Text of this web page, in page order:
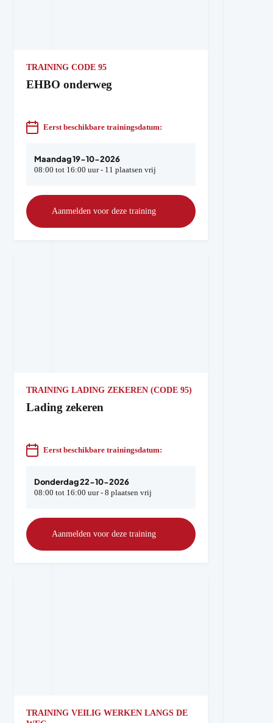
TRAINING CODE 95
EHBO onderweg
Eerst beschikbare trainingsdatum:
Maandag 19-10-2026
08:00 tot 16:00 uur - 11 plaatsen vrij
Aanmelden voor deze training
TRAINING LADING ZEKEREN (CODE 95)
Lading zekeren
Eerst beschikbare trainingsdatum:
Donderdag 22-10-2026
08:00 tot 16:00 uur - 8 plaatsen vrij
Aanmelden voor deze training
TRAINING VEILIG WERKEN LANGS DE